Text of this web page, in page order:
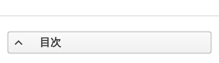
目次